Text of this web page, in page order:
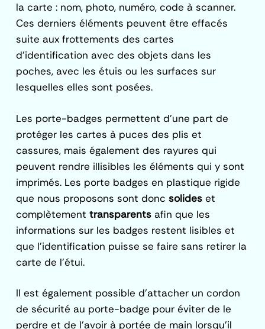
la carte : nom, photo, numéro, code à scanner.
Ces derniers éléments peuvent être effacés
suite aux frottements des cartes
d’identification avec des objets dans les
poches, avec les étuis ou les surfaces sur
lesquelles elles sont posées.
Les porte-badges permettent d’une part de
protéger les cartes à puces des plis et
cassures, mais également des rayures qui
peuvent rendre illisibles les éléments qui y sont
imprimés. Les porte badges en plastique rigide
que nous proposons sont doncsolides et
complètementtransparents afin que les
informations sur les badges restent lisibles et
que l’identification puisse se faire sans retirer la
carte de l’étui.
Il est également possible d’attacher un cordon
de sécurité au porte-badge pour éviter de le
perdre et de l’avoir à portée de main lorsqu’il